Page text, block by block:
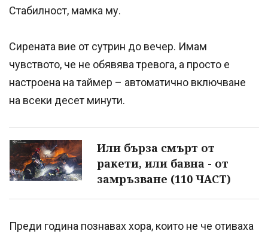
Стабилност, мамка му.
Сирената вие от сутрин до вечер. Имам
чувството, че не обявява тревога, а просто е
настроена на таймер – автоматично включване
на всеки десет минути.
Или бърза смърт от
ракети, или бавна - от
замръзване (110 ЧАСТ)
Преди година познавах хора, които не че отиваха